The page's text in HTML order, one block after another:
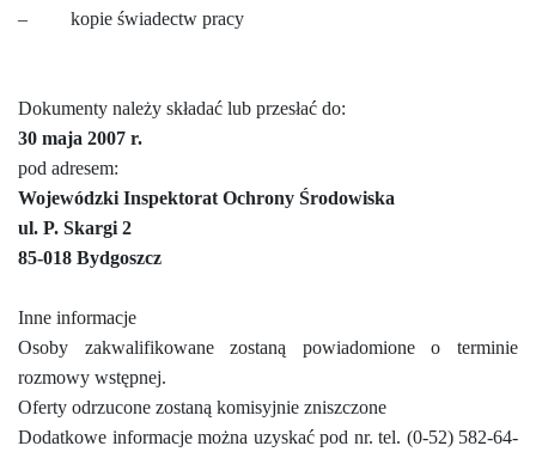
–
kopie świadectw pracy
Dokumenty należy składać lub przesłać do:
30 maja 2007 r.
pod adresem:
Wojewódzki Inspektorat Ochrony Środowiska
ul. P. Skargi 2
85-018 Bydgoszcz
Inne informacje
Osoby zakwalifikowane zostaną powiadomione o terminie
rozmowy wstępnej.
Oferty odrzucone zostaną komisyjnie zniszczone
Dodatkowe informacje można uzyskać pod nr. tel. (0-52) 582-64-